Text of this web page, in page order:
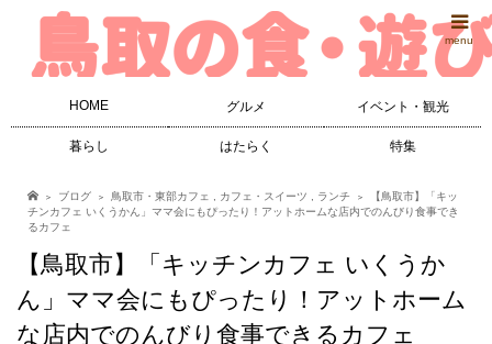
menu
HOME グルメ イベント・観光
暮らし はたらく 特集
ブログ 鳥取市・東部カフェ カフェ・スイーツ ランチ
【鳥取市】「キッ
チンカフェ いくうかん」ママ会にもぴったり！アットホームな店内でのんびり食事でき
るカフェ
【鳥取市】「キッチンカフェ いくうか
ん」ママ会にもぴったり！アットホーム
な店内でのんびり食事できるカフェ